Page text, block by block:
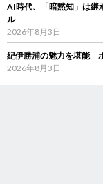
AI時代、「暗黙知」は
ル
2026年8月3日
紀伊勝浦の魅力を堪能
2026年8月3日